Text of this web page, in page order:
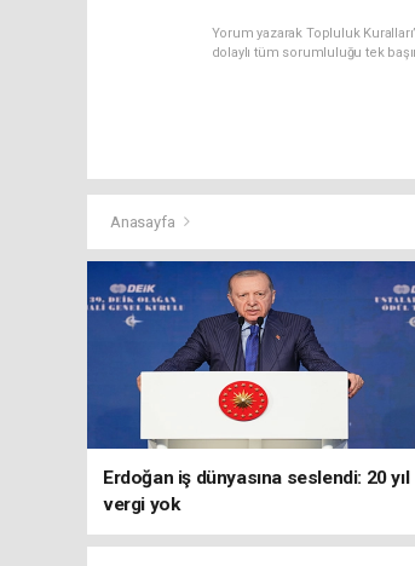
Yorum yazarak Topluluk
dolaylı tüm sorumluluğu tek
Anasayfa
Erdoğan iş dünyasına seslendi: 20 yıl
vergi yok